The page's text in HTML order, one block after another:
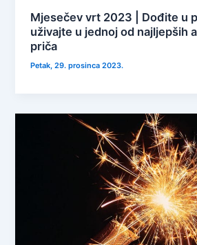
Mjesečev vrt 2023 | Dođite u
uživajte u jednoj od najljepših
priča
Petak, 29. prosinca 2023.